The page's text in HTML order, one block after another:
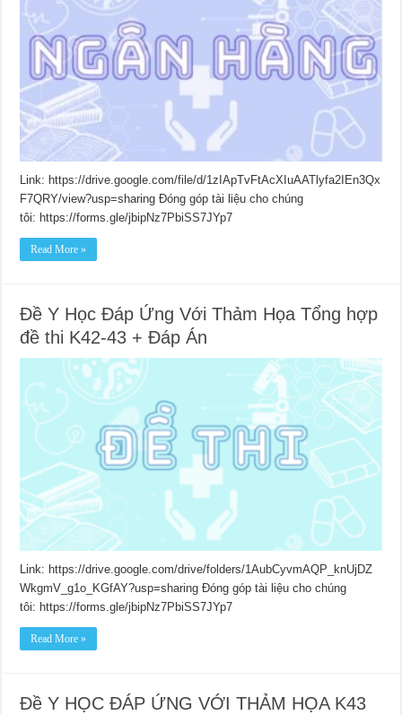
Link: https://drive.google.com/file/d/1zIApTvFtAcXIuAATlyfa2IEn3Qx
F7QRY/view?usp=sharing Đóng góp tài liệu cho chúng
tôi: https://forms.gle/jbipNz7PbiSS7JYp7
Read More »
Đề Y Học Đáp Ứng Với Thảm Họa Tổng hợp
đề thi K42-43 + Đáp Án
Link: https://drive.google.com/drive/folders/1AubCyvmAQP_knUjDZ
WkgmV_g1o_KGfAY?usp=sharing Đóng góp tài liệu cho chúng
tôi: https://forms.gle/jbipNz7PbiSS7JYp7
Read More »
Đề Y HỌC ĐÁP ỨNG VỚI THẢM HỌA K43